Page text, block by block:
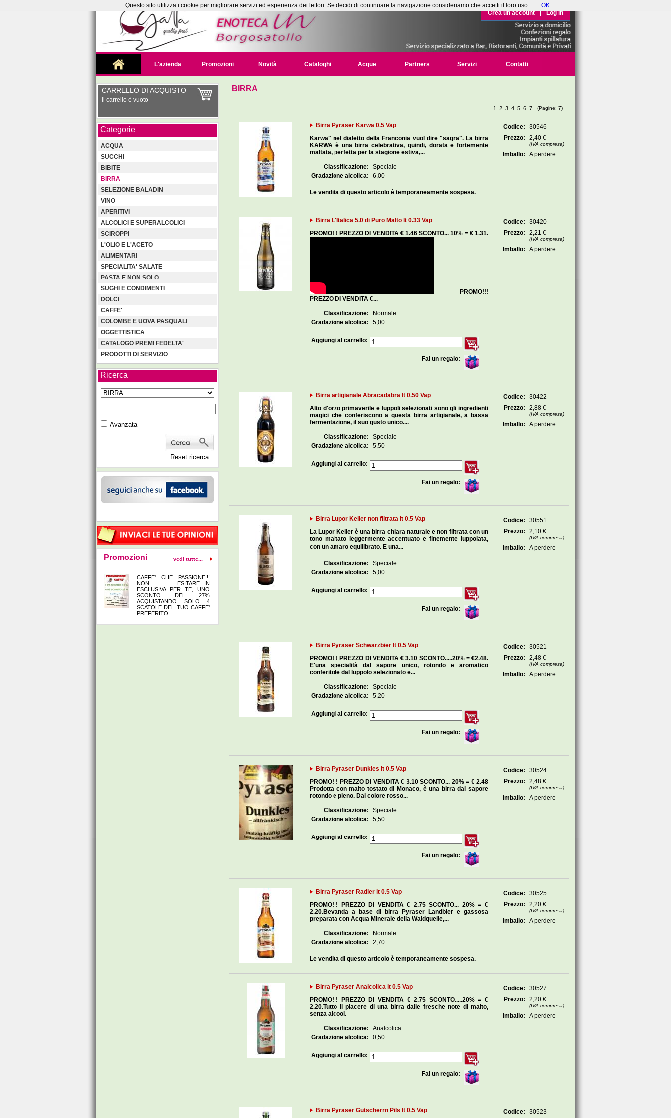
Crea un account | Log in
L'azienda Promozioni Novità Cataloghi Acque Partners Servizi Contatti
CARRELLO DI ACQUISTO
Il carrello è vuoto
Categorie
ACQUA
SUCCHI
BIBITE
BIRRA
SELEZIONE BALADIN
VINO
APERITIVI
ALCOLICI E SUPERALCOLICI
SCIROPPI
L'OLIO E L'ACETO
ALIMENTARI
SPECIALITA' SALATE
PASTA E NON SOLO
SUGHI E CONDIMENTI
DOLCI
CAFFE'
COLOMBE E UOVA PASQUALI
OGGETTISTICA
CATALOGO PREMI FEDELTA'
PRODOTTI DI SERVIZIO
Ricerca
Avanzata
Reset ricerca
Promozioni vedi tutte...
CAFFE' CHE PASSIONE!!!
NON ESITARE...IN
ESCLUSIVA PER TE, UNO
SCONTO DEL 27%
ACQUISTANDO SOLO 4
SCATOLE DEL TUO CAFFE'
PREFERITO.
BIRRA
1 2 3 4 5 6 7 (Pagine: 7)
Birra Pyraser Karwa 0.5 Vap
Kärwa" nel dialetto della Franconia vuol dire "sagra". La birra
KÄRWA è una birra celebrativa, quindi, dorata e fortemente
maltata, perfetta per la stagione estiva,...
Classificazione:
Speciale
Gradazione alcolica:
6,00
Le vendita di questo articolo è temporaneamente sospesa.
Codice:
30546
Prezzo:
2,40 €
(IVA compresa)
Imballo: A perdere
Birra L'Italica 5.0 di Puro Malto lt 0.33 Vap
PROMO!!! PREZZO DI VENDITA € 1.46 SCONTO... 10% = € 1.31.
PROMO!!!
PREZZO DI VENDITA €...
Classificazione:
Normale
Gradazione alcolica:
5,00
Aggiungi al carrello:
Fai un regalo:
Codice:
30420
Prezzo:
2,21 €
(IVA compresa)
Imballo: A perdere
Birra artigianale Abracadabra lt 0.50 Vap
Alto d'orzo primaverile e luppoli selezionati sono gli ingredienti
magici che conferiscono a questa birra artigianale, a bassa
fermentazione, il suo gusto unico....
Classificazione:
Speciale
Gradazione alcolica:
5,50
Aggiungi al carrello:
Fai un regalo:
Codice:
30422
Prezzo:
2,88 €
(IVA compresa)
Imballo: A perdere
Birra Lupor Keller non filtrata lt 0.5 Vap
La Lupor Keller è una birra chiara naturale e non filtrata con un
tono maltato leggermente accentuato e finemente luppolata,
con un amaro equilibrato. E una...
Classificazione:
Speciale
Gradazione alcolica:
5,00
Aggiungi al carrello:
Fai un regalo:
Codice:
30551
Prezzo:
2,10 €
(IVA compresa)
Imballo: A perdere
Birra Pyraser Schwarzbier lt 0.5 Vap
PROMO!!! PREZZO DI VENDITA € 3.10 SCONTO.....20% = €2.48.
E'una specialità dal sapore unico, rotondo e aromatico
conferitole dal luppolo selezionato e...
Classificazione:
Speciale
Gradazione alcolica:
5,20
Aggiungi al carrello:
Fai un regalo:
Codice:
30521
Prezzo:
2,48 €
(IVA compresa)
Imballo: A perdere
Birra Pyraser Dunkles lt 0.5 Vap
PROMO!!! PREZZO DI VENDITA € 3.10 SCONTO... 20% = € 2.48
Prodotta con malto tostato di Monaco, è una birra dal sapore
rotondo e pieno. Dal colore rosso...
Classificazione:
Speciale
Gradazione alcolica:
5,50
Aggiungi al carrello:
Fai un regalo:
Codice:
30524
Prezzo:
2,48 €
(IVA compresa)
Imballo: A perdere
Birra Pyraser Radler lt 0.5 Vap
PROMO!!! PREZZO DI VENDITA € 2.75 SCONTO... 20% = €
2.20.Bevanda a base di birra Pyraser Landbier e gassosa
preparata con Acqua Minerale della Waldquelle,...
Classificazione:
Normale
Gradazione alcolica:
2,70
Le vendita di questo articolo è temporaneamente sospesa.
Codice:
30525
Prezzo:
2,20 €
(IVA compresa)
Imballo: A perdere
Birra Pyraser Analcolica lt 0.5 Vap
PROMO!!! PREZZO DI VENDITA € 2.75 SCONTO.....20% = €
2.20.Tutto il piacere di una birra dalle fresche note di malto,
senza alcool.
Classificazione:
Analcolica
Gradazione alcolica:
0,50
Aggiungi al carrello:
Fai un regalo:
Codice:
30527
Prezzo:
2,20 €
(IVA compresa)
Imballo: A perdere
Birra Pyraser Gutscherrn Pils lt 0.5 Vap Codice: 30523
Questo sito utilizza i cookie per migliorare servizi ed esperienza dei lettori. Se decidi di continuare la navigazione consideriamo che accetti il loro uso. OK